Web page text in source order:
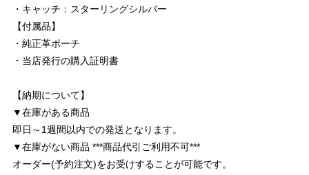
・キャッチ：スターリングシルバー
【付属品】
・純正革ポーチ
・当店発行の購入証明書
【納期について】
▼在庫がある商品
即日～1週間以内での発送となります。
▼在庫がない商品 ***商品代引ご利用不可***
オーダー(予約注文)をお受けすることが可能です。